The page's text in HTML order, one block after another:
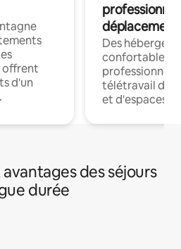
offrent
d'un
déplacement
Des
confortables
professionnels
télétravail
et d'espaces
des séjours
durée